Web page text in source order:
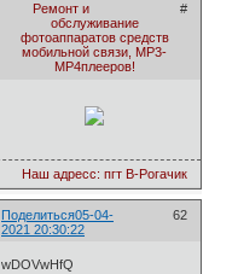
#
Ремонт и
обслуживание
фотоаппаратов средств
мобильной связи, МР3-
МР4плееров!
Наш адресс: пгт В-Рогачик
Поделиться 62
05-04-
2021 20:30:22
wDOVwHfQ